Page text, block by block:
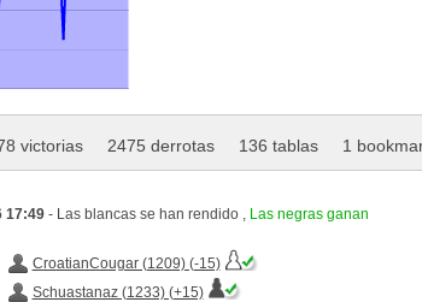
victorias 2475 derrotas 136 tablas 1
17:49 - Las blancas se han rendido , Las negras ganan
CroatianCougar (1209) (-15)
Schuastanaz (1233) (+15)